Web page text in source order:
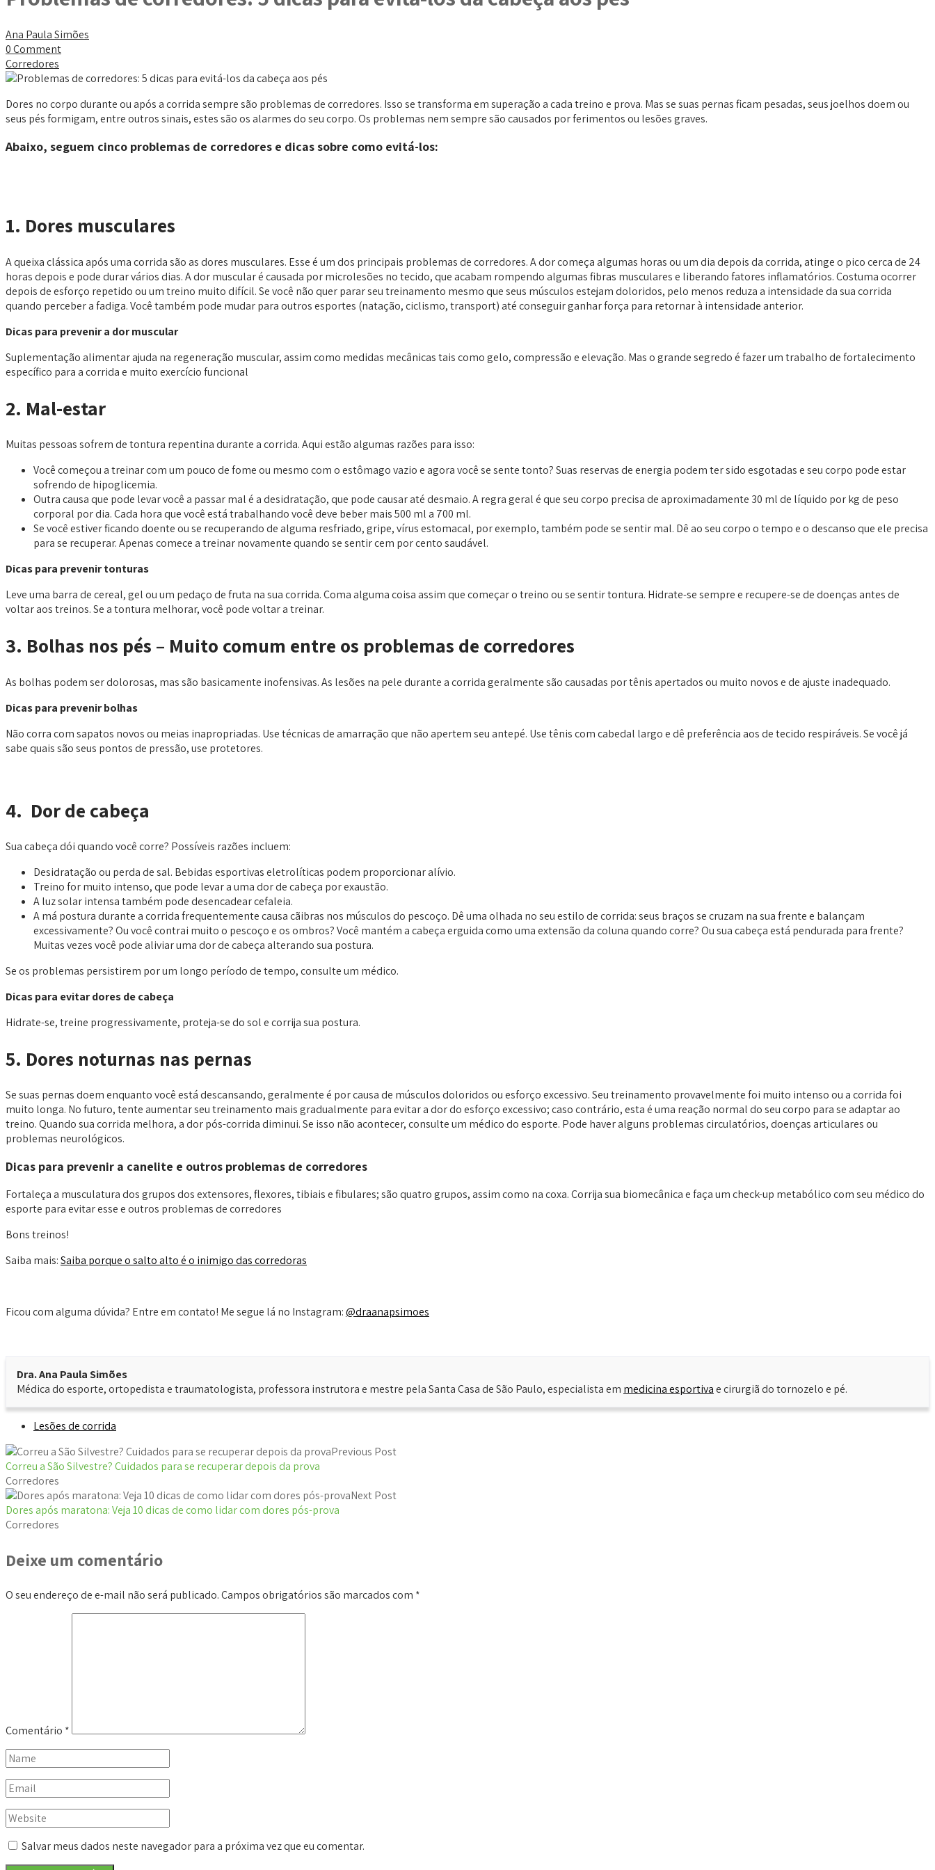
Ana Paula Simões
0 Comment
Corredores
Dores no corpo durante ou após a corrida sempre são problemas de corredores. Isso se transforma em superação a cada treino e prova. Mas se suas pernas ficam pesadas, seus joelhos doem ou
seus pés formigam, entre outros sinais, estes são os alarmes do seu corpo. Os problemas nem sempre são causados por ferimentos ou lesões graves.
Abaixo, seguem cinco problemas de corredores e dicas sobre como evitá-los:
1. Dores musculares
A queixa clássica após uma corrida são as dores musculares. Esse é um dos principais problemas de corredores. A dor começa algumas horas ou um dia depois da corrida, atinge o pico cerca de 24
horas depois e pode durar vários dias. A dor muscular é causada por microlesões no tecido, que acabam rompendo algumas fibras musculares e liberando fatores inflamatórios. Costuma ocorrer
depois de esforço repetido ou um treino muito difícil. Se você não quer parar seu treinamento mesmo que seus músculos estejam doloridos, pelo menos reduza a intensidade da sua corrida
quando perceber a fadiga. Você também pode mudar para outros esportes (natação, ciclismo, transport) até conseguir ganhar força para retornar à intensidade anterior.
Dicas para prevenir a dor muscular
Suplementação alimentar ajuda na regeneração muscular, assim como medidas mecânicas tais como gelo, compressão e elevação. Mas o grande segredo é fazer um trabalho de fortalecimento
específico para a corrida e muito exercício funcional
2. Mal-estar
Muitas pessoas sofrem de tontura repentina durante a corrida. Aqui estão algumas razões para isso:
Você começou a treinar com um pouco de fome ou mesmo com o estômago vazio e agora você se sente tonto? Suas reservas de energia podem ter sido esgotadas e seu corpo pode estar
sofrendo de hipoglicemia.
Outra causa que pode levar você a passar mal é a desidratação, que pode causar até desmaio. A regra geral é que seu corpo precisa de aproximadamente 30 ml de líquido por kg de peso
corporal por dia. Cada hora que você está trabalhando você deve beber mais 500 ml a 700 ml.
Se você estiver ficando doente ou se recuperando de alguma resfriado, gripe, vírus estomacal, por exemplo, também pode se sentir mal. Dê ao seu corpo o tempo e o descanso que ele precisa
para se recuperar. Apenas comece a treinar novamente quando se sentir cem por cento saudável.
Dicas para prevenir tonturas
Leve uma barra de cereal, gel ou um pedaço de fruta na sua corrida. Coma alguma coisa assim que começar o treino ou se sentir tontura. Hidrate-se sempre e recupere-se de doenças antes de
voltar aos treinos. Se a tontura melhorar, você pode voltar a treinar.
3. Bolhas nos pés – Muito comum entre os problemas de corredores
As bolhas podem ser dolorosas, mas são basicamente inofensivas. As lesões na pele durante a corrida geralmente são causadas por tênis apertados ou muito novos e de ajuste inadequado.
Dicas para prevenir bolhas
Não corra com sapatos novos ou meias inapropriadas. Use técnicas de amarração que não apertem seu antepé. Use tênis com cabedal largo e dê preferência aos de tecido respiráveis. Se você já
sabe quais são seus pontos de pressão, use protetores.
4. Dor de cabeça
Sua cabeça dói quando você corre? Possíveis razões incluem:
Desidratação ou perda de sal. Bebidas esportivas eletrolíticas podem proporcionar alívio.
Treino for muito intenso, que pode levar a uma dor de cabeça por exaustão.
A luz solar intensa também pode desencadear cefaleia.
A má postura durante a corrida frequentemente causa cãibras nos músculos do pescoço. Dê uma olhada no seu estilo de corrida: seus braços se cruzam na sua frente e balançam
excessivamente? Ou você contrai muito o pescoço e os ombros? Você mantém a cabeça erguida como uma extensão da coluna quando corre? Ou sua cabeça está pendurada para frente?
Muitas vezes você pode aliviar uma dor de cabeça alterando sua postura.
Se os problemas persistirem por um longo período de tempo, consulte um médico.
Dicas para evitar dores de cabeça
Hidrate-se, treine progressivamente, proteja-se do sol e corrija sua postura.
5. Dores noturnas nas pernas
Se suas pernas doem enquanto você está descansando, geralmente é por causa de músculos doloridos ou esforço excessivo. Seu treinamento provavelmente foi muito intenso ou a corrida foi
muito longa. No futuro, tente aumentar seu treinamento mais gradualmente para evitar a dor do esforço excessivo; caso contrário, esta é uma reação normal do seu corpo para se adaptar ao
treino. Quando sua corrida melhora, a dor pós-corrida diminui. Se isso não acontecer, consulte um médico do esporte. Pode haver alguns problemas circulatórios, doenças articulares ou
problemas neurológicos.
Dicas para prevenir a canelite e outros problemas de corredores
Fortaleça a musculatura dos grupos dos extensores, flexores, tibiais e fibulares; são quatro grupos, assim como na coxa. Corrija sua biomecânica e faça um check-up metabólico com seu médico do
esporte para evitar esse e outros problemas de corredores
Bons treinos!
Saiba mais:Saiba porque o salto alto é o inimigo das corredoras
Ficou com alguma dúvida? Entre em contato! Me segue lá no Instagram:@draanapsimoes
Dra. Ana Paula Simões
Médica do esporte, ortopedista e traumatologista, professora instrutora e mestre pela Santa Casa de São Paulo, especialista em medicina esportivae cirurgiã do tornozelo e pé.
Lesões de corrida
Previous Post
Correu a São Silvestre? Cuidados para se recuperar depois da prova
Corredores
Next Post
Dores após maratona: Veja 10 dicas de como lidar com dores pós-prova
Corredores
Deixe um comentário
O seu endereço de e-mail não será publicado.Campos obrigatórios são marcados com *
Comentário *
Salvar meus dados neste navegador para a próxima vez que eu comentar.